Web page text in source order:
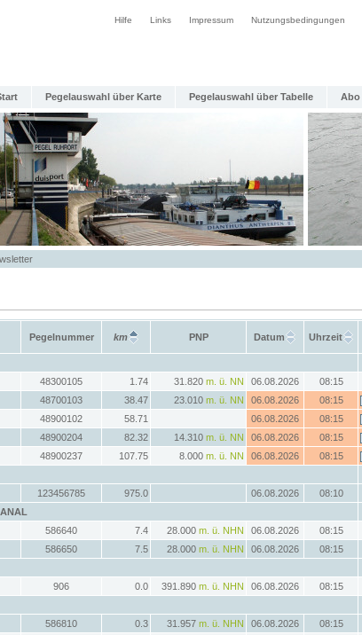
Hilfe Links Impressum Nutzungsbedingungen
Pegelauswahl über Karte Pegelauswahl über Tabelle Abo
Pegelnummer km PNP Datum Uhrzeit
48300105 1.74 31.820 m. ü. NN 06.08.2026 08:15
48700103 38.47 23.010 m. ü. NN 06.08.2026 08:15
48900102 58.71 06.08.2026 08:15
48900204 82.32 14.310 m. ü. NN 06.08.2026 08:15
48900237 107.75 8.000 m. ü. NN 06.08.2026 08:15
123456785 975.0 06.08.2026 08:10
586640 7.4 28.000 m. ü. NHN 06.08.2026 08:15
586650 7.5 28.000 m. ü. NHN 06.08.2026 08:15
906 0.0 391.890 m. ü. NHN 06.08.2026 08:15
586810 0.3 31.957 m. ü. NHN 06.08.2026 08:15